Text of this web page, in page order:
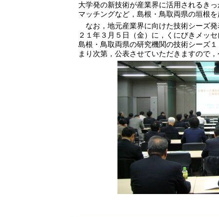
大学発の新技術が産業界に活用されるき
マッチングなど，島根・鳥取両県の垣根
なお，地元産業界に向けた技術シーズ
２１年３月５日（金）に，くにびきメッ
島根・鳥取両県の研究機関の技術シーズ
まり次第，公表させていただきますので